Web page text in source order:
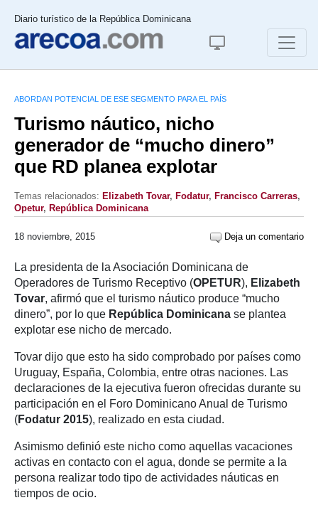
Diario turístico de la República Dominicana
ABORDAN POTENCIAL DE ESE SEGMENTO PARA EL PAÍS
Turismo náutico, nicho
generador de “mucho dinero”
que RD planea explotar
Temas relacionados: Elizabeth Tovar, Fodatur, Francisco Carreras,
Opetur, República Dominicana
18 noviembre, 2015 Deja un comentario
La presidenta de la Asociación Dominicana de
Operadores de Turismo Receptivo (OPETUR), Elizabeth
Tovar, afirmó que el turismo náutico produce “mucho
dinero”, por lo que República Dominicana se plantea
explotar ese nicho de mercado.
Tovar dijo que esto ha sido comprobado por países como
Uruguay, España, Colombia, entre otras naciones. Las
declaraciones de la ejecutiva fueron ofrecidas durante su
participación en el Foro Dominicano Anual de Turismo
(Fodatur 2015), realizado en esta ciudad.
Asimismo definió este nicho como aquellas vacaciones
activas en contacto con el agua, donde se permite a la
persona realizar todo tipo de actividades náuticas en
tiempos de ocio.